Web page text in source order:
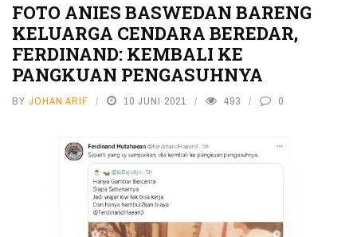
FOTO ANIES BASWEDAN BARENG
KELUARGA CENDARA BEREDAR,
FERDINAND: KEMBALI KE
PANGKUAN PENGASUHNYA
BY JOHAN ARIF 10 JUNI 2021 493 0